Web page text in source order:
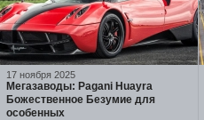
17 ноября 2025
Мегазаводы: Pagani Huayra
Божественное Безумие для
особенных